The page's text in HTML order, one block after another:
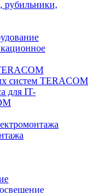
рубильники,
систем TERACOM
для IT-